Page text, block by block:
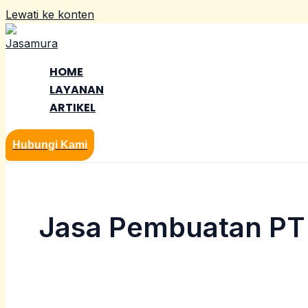
Lewati ke konten
HOME
LAYANAN
ARTIKEL
Hubungi Kami
Jasa Pembuatan